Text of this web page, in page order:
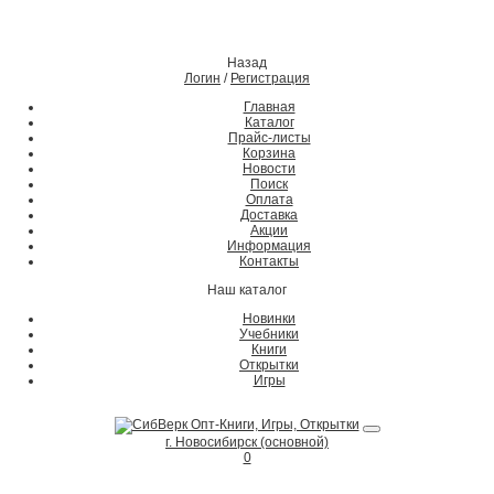
Назад
Логин / Регистрация
Главная
Каталог
Прайс-листы
Корзина
Новости
Поиск
Оплата
Доставка
Акции
Информация
Контакты
Наш каталог
Новинки
Учебники
Книги
Открытки
Игры
г. Новосибирск (основной)
0